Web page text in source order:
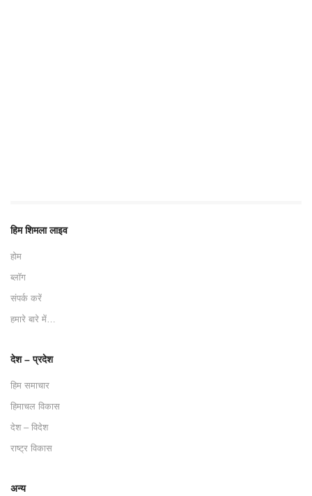
हिम शिमला लाइव
होम
ब्लॉग
संपर्क करें
हमारे बारे में…
देश – प्रदेश
हिम समाचार
हिमाचल विकास
देश – विदेश
राष्ट्र विकास
अन्य